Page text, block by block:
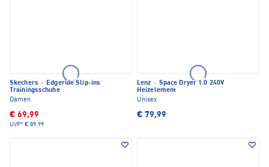
Skechers · Edgeride Slip-ins
Trainingsschuhe
Damen
€ 69,99
UVP* € 89,99
Lenz · Space Dryer 1.0 240V
Heizelement
Unisex
€ 79,99